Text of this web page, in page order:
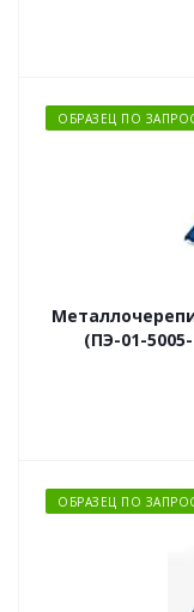
ОБРАЗЕЦ ПО
(ПЭ-01-
ОБРАЗЕЦ ПО